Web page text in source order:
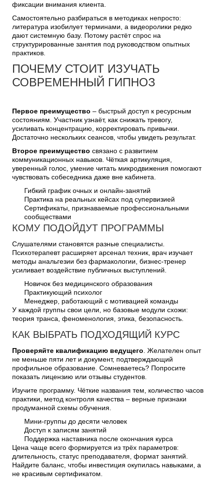
фиксации внимания клиента.
Самостоятельно разбираться в методиках непросто:
литература изобилует терминами, а видеоролики редко
дают системную базу. Потому растёт спрос на
структурированные занятия под руководством опытных
практиков.
ПОЧЕМУ СТОИТ ИЗУЧАТЬ
СОВРЕМЕННЫЙ ГИПНОЗ
Первое преимущество – быстрый доступ к ресурсным
состояниям. Участник узнаёт, как снижать тревогу,
усиливать концентрацию, корректировать привычки.
Достаточно нескольких сеансов, чтобы увидеть результат.
Второе преимущество связано с развитием
коммуникационных навыков. Чёткая артикуляция,
уверенный голос, умение читать микродвижения помогают
чувствовать собеседника даже вне кабинета.
Гибкий график очных и онлайн-занятий
Практика на реальных кейсах под супервизией
Сертификаты, признаваемые профессиональными
сообществами
КОМУ ПОДОЙДУТ ПРОГРАММЫ
Слушателями становятся разные специалисты.
Психотерапевт расширяет арсенал техник, врач изучает
методы анальгезии без фармакологии, бизнес-тренер
усиливает воздействие публичных выступлений.
Новичок без медицинского образования
Практикующий психолог
Менеджер, работающий с мотивацией команды
У каждой группы свои цели, но базовые модули схожи:
теория транса, феноменология, этика, безопасность.
КАК ВЫБРАТЬ ПОДХОДЯЩИЙ КУРС
Проверяйте квалификацию ведущего . Желателен опыт
не меньше пяти лет и документ, подтверждающий
профильное образование. Сомневаетесь? Попросите
показать лицензию или отзывы студентов.
Изучите программу. Чёткие названия тем, количество часов
практики, метод контроля качества – верные признаки
продуманной схемы обучения.
Мини-группы до десяти человек
Доступ к записям занятий
Поддержка наставника после окончания курса
Цена чаще всего формируется из трёх параметров:
длительность, статус преподавателя, формат занятий.
Найдите баланс, чтобы инвестиция окупилась навыками, а
не красивым сертификатом.